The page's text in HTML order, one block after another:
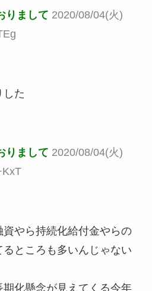
りまして 2020/08/04(火)
した
りまして 2020/08/04(火)
やら持続化給付金やらの
ところも多いんじゃない
期化懸念が見えてくる今年